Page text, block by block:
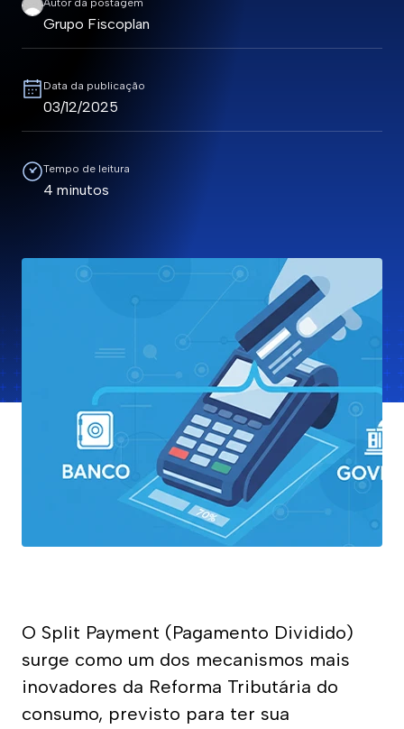
Autor da postagem
Grupo Fiscoplan
Data da publicação
03/12/2025
Tempo de leitura
4 minutos
O Split Payment (Pagamento Dividido)
surge como um dos mecanismos mais
inovadores da Reforma Tributária do
consumo, previsto para ter sua